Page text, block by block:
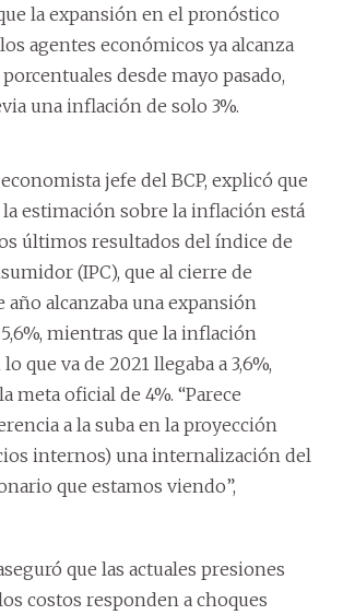
la expansión en el pronóstico
agentes económicos ya alcanza
desde mayo pasado,
una inflación de solo 3%.
jefe del BCP, explicó que
estimación sobre la inflación está
últimos resultados del índice de
(IPC), que al cierre de
año alcanzaba una expansión
mientras que la inflación
que va de 2021 llegaba a 3,6%,
meta oficial de 4%. “Parece
a la suba en la proyección
internos) una internalización del
que estamos viendo”,
que las actuales presiones
costos responden a choques